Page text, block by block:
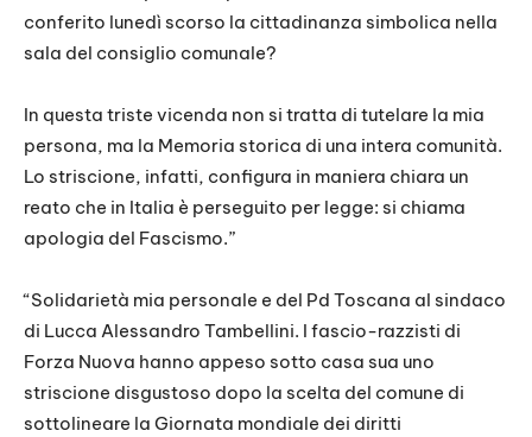
conferito lunedì scorso la cittadinanza simbolica nella
sala del consiglio comunale?
In questa triste vicenda non si tratta di tutelare la mia
persona, ma la Memoria storica di una intera comunità.
Lo striscione, infatti, configura in maniera chiara un
reato che in Italia è perseguito per legge: si chiama
apologia del Fascismo.”
“Solidarietà mia personale e del Pd Toscana al sindaco
di Lucca Alessandro Tambellini. I fascio-razzisti di
Forza Nuova hanno appeso sotto casa sua uno
striscione disgustoso dopo la scelta del comune di
sottolineare la Giornata mondiale dei diritti